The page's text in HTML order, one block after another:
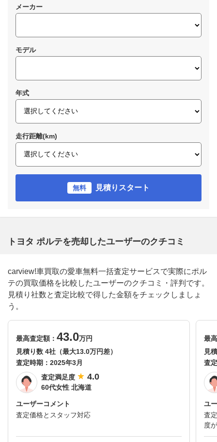
メーカー
モデル
年式
走行距離(km)
無料 見積りスタート
トヨタ ポルテを売却したユーザーのクチコミ
carview!車買取の愛車無料一括査定サービスで実際にポル
テの買取価格を比較したユーザーのクチコミ・評判です。
見積り社数と査定比較で得した金額をチェックしましょ
う。
最高査定額： 43.0万円
見積り数 4社（最大13.0万円差）
査定時期： 2025年3月
査定満足度
4.0
60代女性 北海道
ユーザーコメント
査定価格とスタッフ対応
最
見
査
ユ
査
度